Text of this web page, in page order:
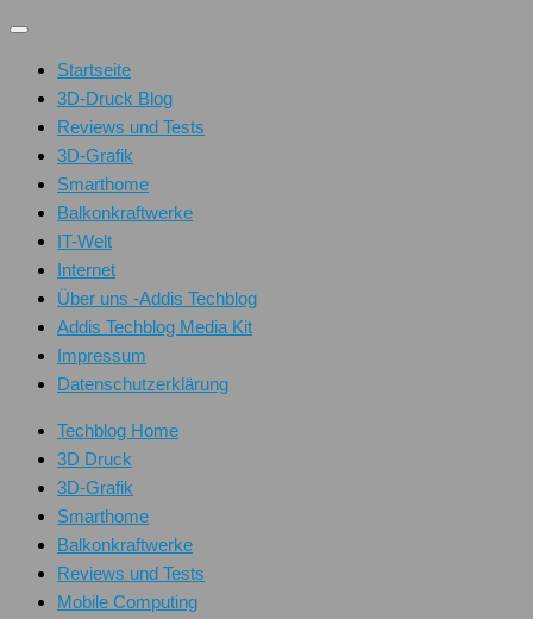
Unter
Inhalt
Startseite
3D-Druck Blog
Reviews und Tests
3D-Grafik
Smarthome
Balkonkraftwerke
IT-Welt
Internet
Über uns -Addis Techblog
Addis Techblog Media Kit
Impressum
Datenschutzerklärung
Techblog Home
3D Druck
3D-Grafik
Smarthome
Balkonkraftwerke
Reviews und Tests
Mobile Computing